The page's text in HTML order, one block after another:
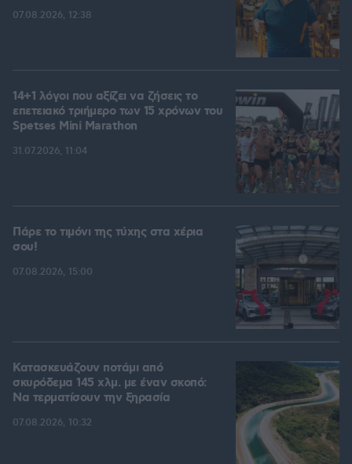
07.08.2026, 12:38
14+1 λόγοι που αξίζει να ζήσεις το
επετειακό τριήμερο των 15 χρόνων του
Spetses Mini Marathon
31.07.2026, 11:04
Πάρε το τιμόνι της τύχης στα χέρια
σου!
07.08.2026, 15:00
Κατασκευάζουν ποτάμι από
σκυρόδεμα 145 χλμ. με έναν σκοπό:
Να τερματίσουν την ξηρασία
07.08.2026, 10:32